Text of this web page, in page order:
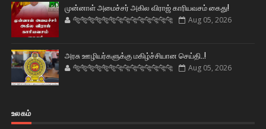
முன்னாள் அமைச்சர் அகில விராஜ் காரியவசம் கைது!
🐅🐅🐅🐅🐅🐅🐆🐆🐆🐆🐆🐆🐆🐆 Aug 05, 2026
அரசு ஊழியர்களுக்கு மகிழ்ச்சியான செய்தி..!
🐅🐅🐅🐅🐅🐅🐆🐆🐆🐆🐆🐆🐆🐆 Aug 05, 2026
உலகம்